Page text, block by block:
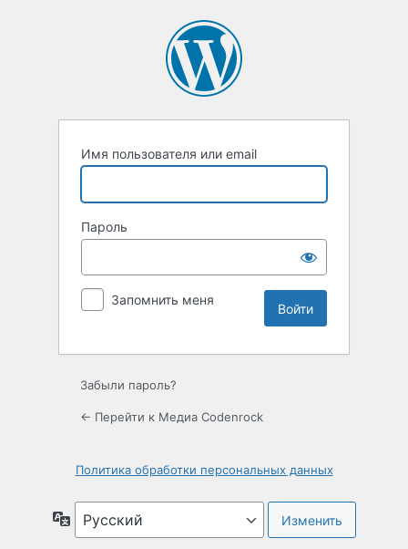
Имя пользователя или email
Пароль
Запомнить меня
Забыли пароль?
← Перейти к Медиа Codenrock
Политика обработки персональных данных
Язык